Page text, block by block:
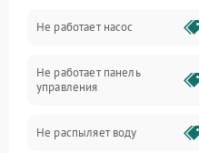
Вода
Гигиена
Программное обеспечение
Не работает насос
Не работает панель
управления
Не распыляет воду